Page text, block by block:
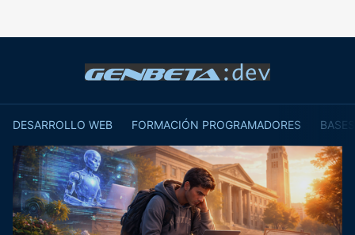
DESARROLLO WEB FORMACIÓN PROGRAMADORES